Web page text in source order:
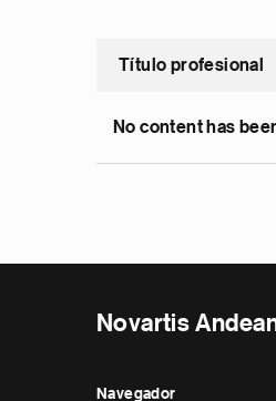
Título profesional
No content has
Novartis
Navegador